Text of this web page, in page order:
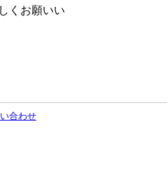
くお願いい
合わせ